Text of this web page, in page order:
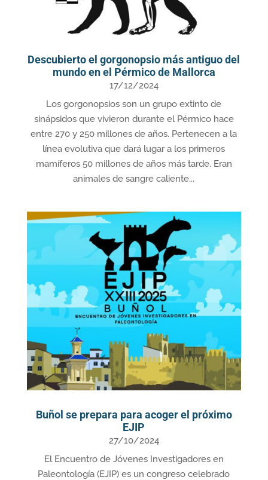
Descubierto el gorgonopsio más antiguo del
mundo en el Pérmico de Mallorca
17/12/2024
Los gorgonopsios son un grupo extinto de
sinápsidos que vivieron durante el Pérmico hace
entre 270 y 250 millones de años. Pertenecen a la
línea evolutiva que dará lugar a los primeros
mamíferos 50 millones de años más tarde. Eran
animales de sangre caliente...
Buñol se prepara para acoger el próximo
EJIP
27/10/2024
El Encuentro de Jóvenes Investigadores en
Paleontología (EJIP) es un congreso celebrado